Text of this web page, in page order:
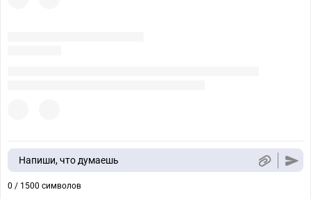
Напиши, что думаешь
0 / 1500 символов